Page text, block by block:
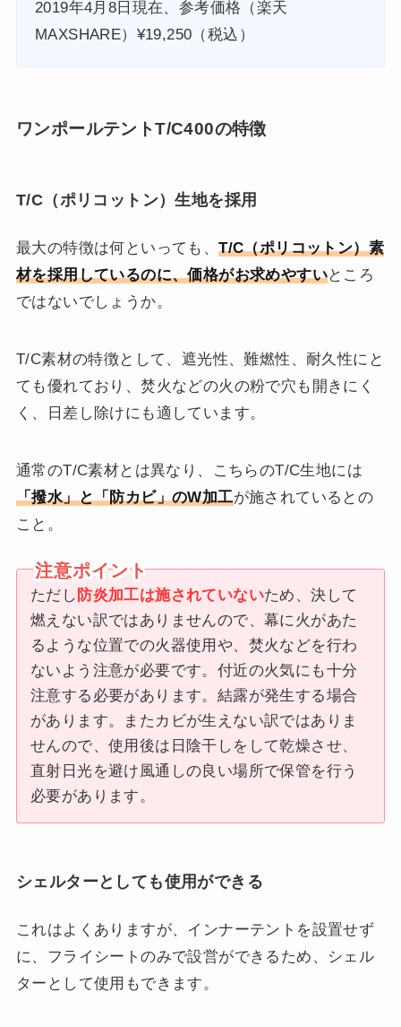
2019年4月8日現在、参考価格（楽天
MAXSHARE）¥19,250（税込）
ワンポールテントT/C400の特徴
T/C（ポリコットン）生地を採用
最大の特徴は何といっても、T/C（ポリコットン）素
材を採用しているのに、価格がお求めやすいところ
ではないでしょうか。
T/C素材の特徴として、遮光性、難燃性、耐久性にと
ても優れており、焚火などの火の粉で穴も開きにく
く、日差し除けにも適しています。
通常のT/C素材とは異なり、こちらのT/C生地には
「撥水」と「防カビ」のW加工が施されているとの
こと。
ただし 防炎加工は施されていないため、決して
燃えない訳ではありませんので、幕に火があた
るような位置での火器使用や、焚火などを行わ
ないよう注意が必要です。付近の火気にも十分
注意する必要があります。結露が発生する場合
があります。またカビが生えない訳ではありま
せんので、使用後は日陰干しをして乾燥させ、
直射日光を避け風通しの良い場所で保管を行う
必要があります。
シェルターとしても使用ができる
これはよくありますが、インナーテントを設置せず
に、フライシートのみで設営ができるため、シェル
ターとして使用もできます。